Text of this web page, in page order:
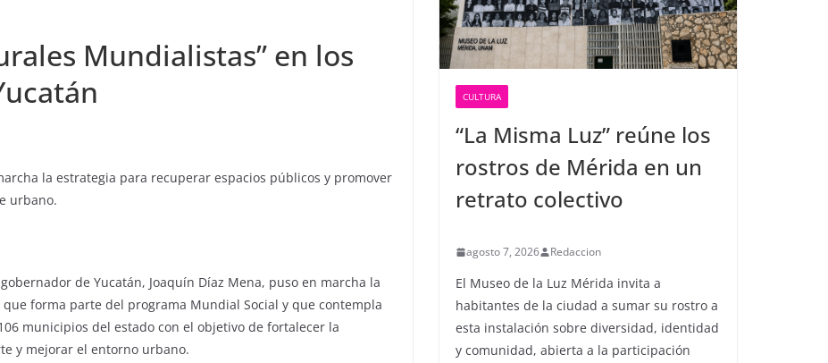
Mundialistas” en los
la estrategia para recuperar espacios públicos y promover
urbano.
de Yucatán, Joaquín Díaz Mena, puso en marcha la
forma parte del programa Mundial Social y que contempla
municipios del estado con el objetivo de fortalecer la
y mejorar el entorno urbano.
CULTURA
“La Misma Luz” reúne los
rostros de Mérida en un
retrato colectivo
agosto 7, 2026 Redaccion
El Museo de la Luz Mérida invita a
habitantes de la ciudad a sumar su rostro a
esta instalación sobre diversidad, identidad
y comunidad, abierta a la participación